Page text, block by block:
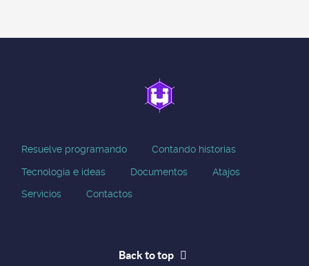
Resuelve programando Contando historias
Tecnologia e ideas Documentos Atajos
Servicios Contactos
Back to top